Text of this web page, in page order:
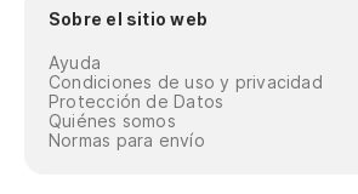
Sobre el sitio web
Ayuda
Condiciones de uso y privacidad
Protección de Datos
Quiénes somos
Normas para envío